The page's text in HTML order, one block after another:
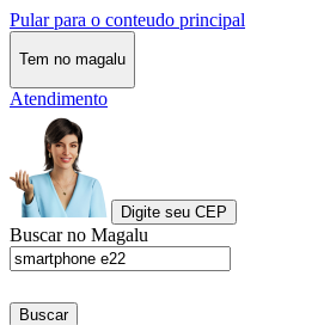
Pular para o conteudo principal
Tem no magalu
Atendimento
Digite seu CEP
Buscar no Magalu
Buscar